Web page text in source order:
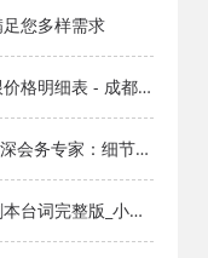
您多样需求
格明细表 - 成都
会务专家：细节才
台词完整版_小品